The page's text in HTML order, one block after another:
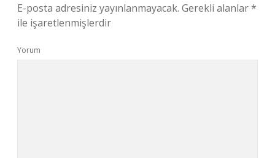
E-posta adresiniz yayınlanmayacak. Gerekli alanlar*
ile işaretlenmişlerdir
Yorum